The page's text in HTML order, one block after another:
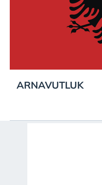
ARNAVUTLUK